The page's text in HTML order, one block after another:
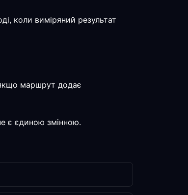
коли виміряний результат
маршрут додає
є єдиною змінною.